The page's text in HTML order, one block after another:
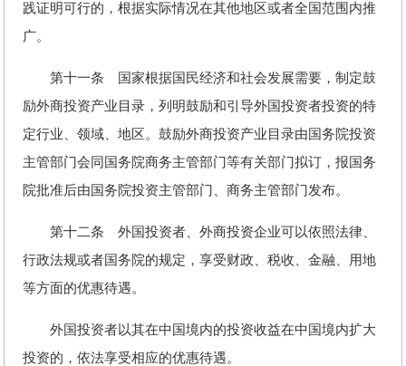
践证明可行的，根据实际情况在其他地区或者全国范围内推
广。
第十一条 国家根据国民经济和社会发展需要，制定鼓
励外商投资产业目录，列明鼓励和引导外国投资者投资的特
定行业、领域、地区。鼓励外商投资产业目录由国务院投资
主管部门会同国务院商务主管部门等有关部门拟订，报国务
院批准后由国务院投资主管部门、商务主管部门发布。
第十二条 外国投资者、外商投资企业可以依照法律、
行政法规或者国务院的规定，享受财政、税收、金融、用地
等方面的优惠待遇。
外国投资者以其在中国境内的投资收益在中国境内扩大
投资的，依法享受相应的优惠待遇。